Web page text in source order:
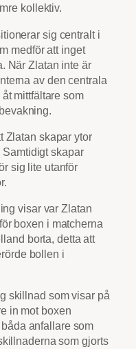
kollektiv.
sig centralt i
medför att inget
När Zlatan inte är
av den centrala
mittfältare som
Zlatan skapar ytor
skapar
sig lite utanför
visar var Zlatan
boxen i matcherna
borta, detta att
bollen i
skillnad som visar på
in mot boxen
anfallare som
som gjorts